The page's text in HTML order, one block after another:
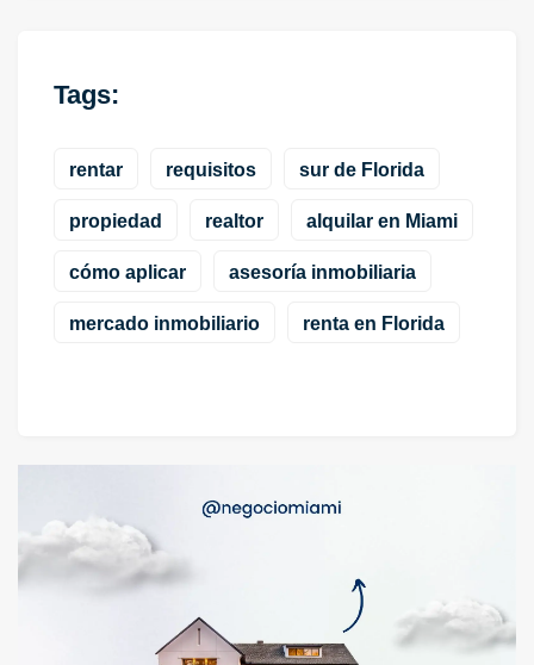
Tags:
rentar requisitos sur de Florida
propiedad realtor alquilar en Miami
cómo aplicar asesoría inmobiliaria
mercado inmobiliario renta en Florida